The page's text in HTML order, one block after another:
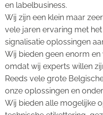
en labelbusiness.
Wij zijn een klein maar
vele jaren ervaring met
signalisatie oplossingen
Wij bieden geen enorm
omdat wij experts willen
Reeds vele grote
onze oplossingen en
Wij bieden alle mogelijke